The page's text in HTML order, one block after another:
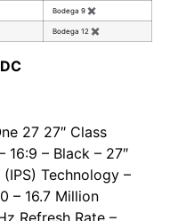
Bodega 9 ✖
Bodega 12 ✖
27 27″ Class
16:9 – Black – 27″
Technology –
– 16.7 Million